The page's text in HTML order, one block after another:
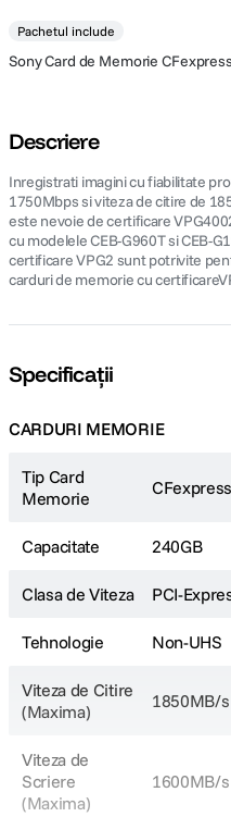
Pachetul include
Sony Card de Memorie
Descriere
Inregistrati imagini cu fiabilitate
1750Mbps si viteza de citire de
este nevoie de certificare
cu modelele CEB-G960T si CEB-
certificare VPG2 sunt potrivite
carduri de memorie cu
Specificații
CARDURI MEMORIE
Tip Card
Memorie
Capacitate 240GB
Clasa de Viteza PCI-
Tehnologie Non-UHS
Viteza de Citire
(Maxima)
1850MB/s
Viteza de
Scriere
(Maxima)
1600MB/s